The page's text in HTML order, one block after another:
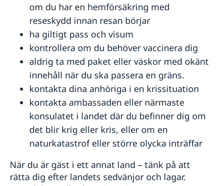
om du har en hemförsäkring med
reseskydd innan resan börjar
ha giltigt pass och visum
kontrollera om du behöver vaccinera dig
aldrig ta med paket eller väskor med okänt
innehåll när du ska passera en gräns.
kontakta dina anhöriga i en krissituation
kontakta ambassaden eller närmaste
konsulatet i landet där du befinner dig om
det blir krig eller kris, eller om en
naturkatastrof eller större olycka inträffar
När du är gäst i ett annat land – tänk på att
rätta dig efter landets sedvänjor och lagar.